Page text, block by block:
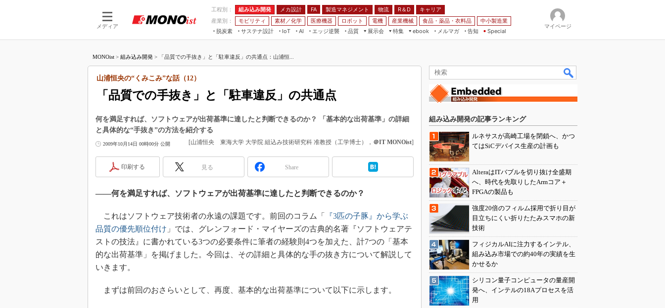
メディア
工程別： 組み込み開発 メカ設計 FA 製造マネジメント 物流 R＆D
キャリア
産業別：
モビリティ 素材／化学 医療機器 ロボット 電機 産業機械 食品・薬品・衣料品
中小製造業
脱炭素
サステナ設計
IoT
つながる工場
AI
AI×設備保全
エッジ逆襲 品質
展示会
JIMTOF
IIFES
ジャパンモビリティショー
TECHNO-FRONTIER
人テク展
スマート工場EXPO
AUTOMOTIVE WORLD
産業オープンネット展
特集
つながるクルマ
VR／AR
フィールドサービス
FPGA
車載ソフト開発
ISO26262
3Dプリンタ
デジタルツインとCAE
S＆OP
イノベーション
ebook
FA
モビリティ
素材／化学
メルマガ
告知 Special
マイページ
MONOist > 組み込み開発 > 「品質での手抜き」と「駐車違反」の共通点：山浦恒...
「品質での手抜き」と「駐車違反」の共通点
山浦恒央の“くみこみ”な話（12）
何を満足すれば、ソフトウェアが出荷基準に達したと判断できるのか？ 「基本的な出荷基準」の詳細
と具体的な“手抜き”の方法を紹介する
2009年10月14日 00時00分 公開 [山浦恒央 東海大学 大学院 組込み技術研究科 准教授（工学博士）， ＠IT MONOist]
印刷する 見る Share
――何を満足すれば、ソフトウェアが出荷基準に達したと判断できるのか？
これはソフトウェア技術者の永遠の課題です。前回のコラム「
『3匹の子豚』から学ぶ
品質の優先順位付け 」では、グレンフォード・マイヤーズの古典的名著『ソフトウェアテ
ストの技法』に書かれている3つの必要条件に筆者の経験則4つを加えた、計7つの「基本
的な出荷基準」を掲げました。今回は、その詳細と具体的な手の抜き方について解説して
いきます。
まずは前回のおさらいとして、再度、基本的な出荷基準について以下に示します。
組み込み開発の記事ランキング
ルネサスが高崎工場を閉鎖へ、かつ
てはSiCデバイス生産の計画も
AlteraはITバブルを切り抜け全盛期
へ、時代を先取りしたArmコア＋
FPGAの製品も
強度20倍のフィルム採用で折り目が
目立ちにくい折りたたみスマホの新
技術
フィジカルAIに注力するインテル、
組み込み市場での約40年の実績を生
かせるか
シリコン量子コンピュータの量産開
発へ、インテルの18Aプロセスを活
用